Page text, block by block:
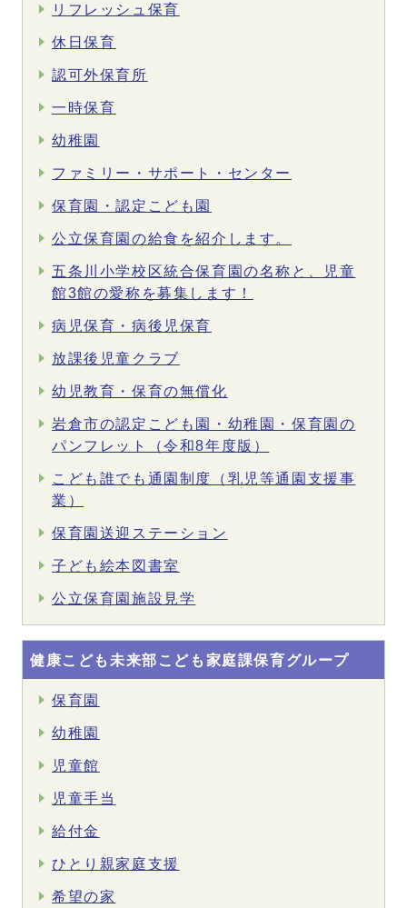
リフレッシュ保育
休日保育
認可外保育所
一時保育
幼稚園
ファミリー・サポート・センター
保育園・認定こども園
公立保育園の給食を紹介します。
五条川小学校区統合保育園の名称と、児童
館3館の愛称を募集します！
病児保育・病後児保育
放課後児童クラブ
幼児教育・保育の無償化
岩倉市の認定こども園・幼稚園・保育園の
パンフレット（令和8年度版）
こども誰でも通園制度（乳児等通園支援事
業）
保育園送迎ステーション
子ども絵本図書室
公立保育園施設見学
健康こども未来部こども家庭課保育グループ
保育園
幼稚園
児童館
児童手当
給付金
ひとり親家庭支援
希望の家